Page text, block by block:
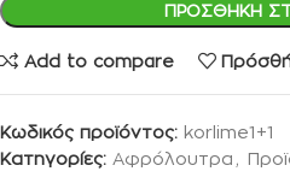
ΠΡΟΣΘΉΚΗ
Add to compare
Κωδικός προϊόντος: korlime1+1
Κατηγορίες: Αφρόλουτρα ,